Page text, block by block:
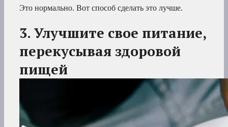
Это нормально. Вот способ сделать это лучше.
3. Улучшите свое питание,
перекусывая здоровой
пищей